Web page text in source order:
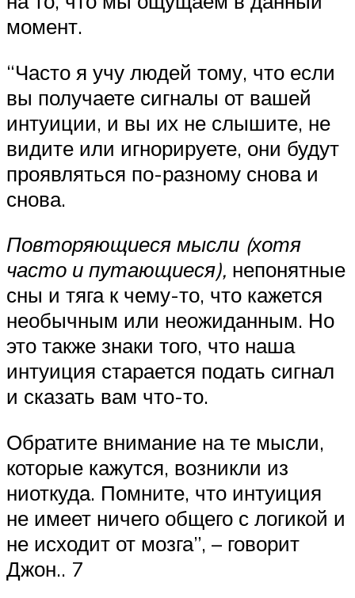
момент.
“Часто я учу людей тому, что если
вы получаете сигналы от вашей
интуиции, и вы их не слышите, не
видите или игнорируете, они будут
проявляться по-разному снова и
снова.
Повторяющиеся мысли (хотя
часто и путающиеся), непонятные
сны и тяга к чему-то, что кажется
необычным или неожиданным. Но
это также знаки того, что наша
интуиция старается подать сигнал
и сказать вам что-то.
Обратите внимание на те мысли,
которые кажутся, возникли из
ниоткуда. Помните, что интуиция
не имеет ничего общего с логикой и
не исходит от мозга”, – говорит
Джон.. 7